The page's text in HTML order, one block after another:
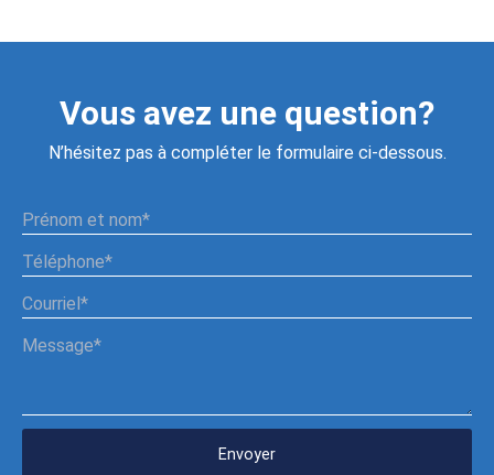
Vous avez une question?
N’hésitez pas à compléter le formulaire ci-dessous.
Envoyer